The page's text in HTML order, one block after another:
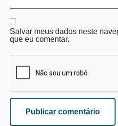
Salvar meus dados neste
que eu comentar.